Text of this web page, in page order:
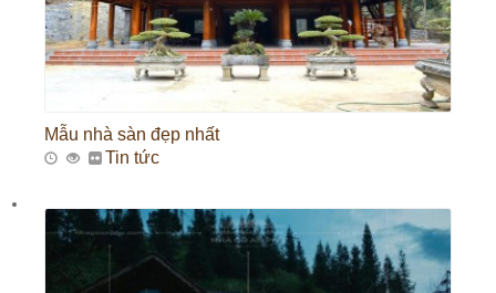
Mẫu nhà sàn đẹp nhất
Tin tức